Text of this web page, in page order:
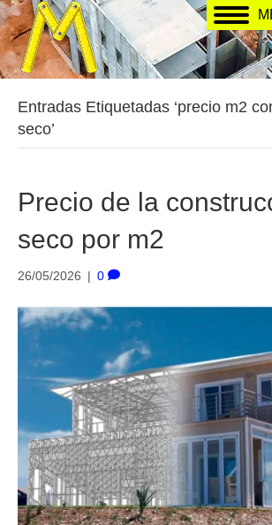
Entradas Etiquetadas ‘precio m2
seco’
Precio de la
seco por m2
26/05/2026 | 0